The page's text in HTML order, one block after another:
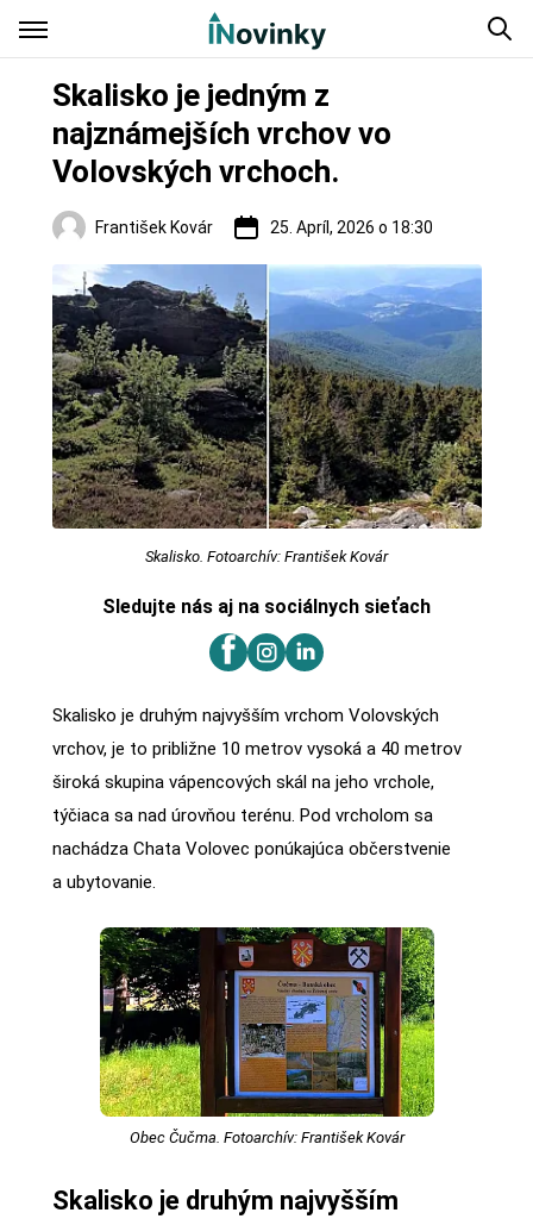
Skalisko je jedným z
najznámejších vrchov vo
Volovských vrchoch.
František Kovár 25. Apríl, 2026 o 18:30
Regióny
Skalisko. Fotoarchív: František Kovár
Sledujte nás aj na sociálnych sieťach
Skalisko je druhým najvyšším vrchom Volovských
vrchov, je to približne 10 metrov vysoká a 40 metrov
široká skupina vápencových skál na jeho vrchole,
týčiaca sa nad úrovňou terénu. Pod vrcholom sa
nachádza Chata Volovec ponúkajúca občerstvenie
a ubytovanie.
Obec Čučma. Fotoarchív: František Kovár
Skalisko je druhým najvyšším